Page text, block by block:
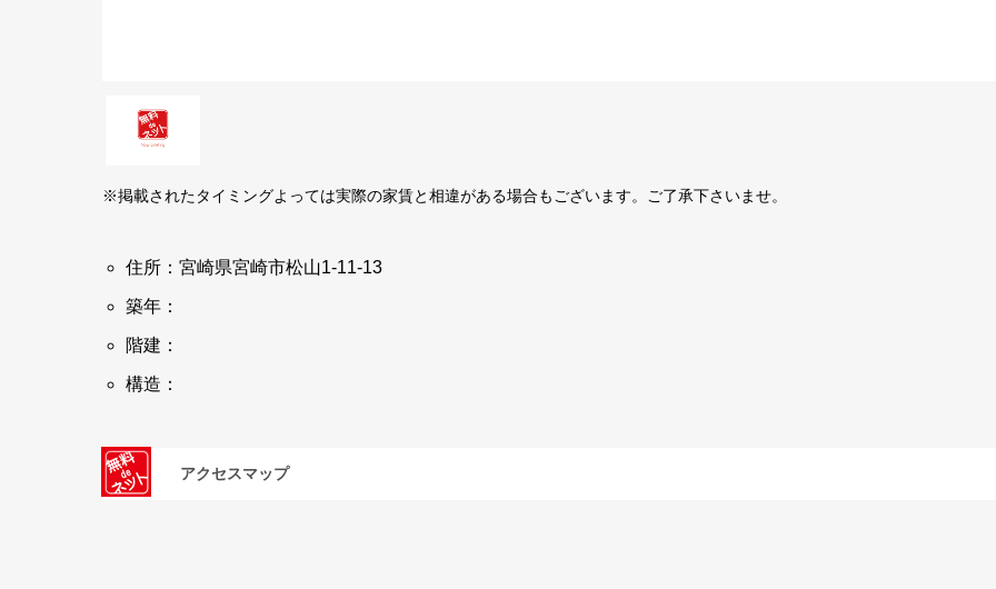
※掲載されたタイミングよっては実際の家賃と相違がある場合もございます。ご了承下さいませ。
住所：宮崎県宮崎市松山1-11-13
築年：
階建：
構造：
アクセスマップ